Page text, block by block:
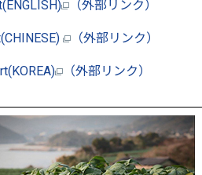
（外部リンク）
（外部リンク）
（外部リンク）